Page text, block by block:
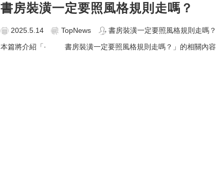
書房裝潢一定要照風格規則走嗎？
2025.5.14 TopNews
書房裝潢一定要照風格規則走嗎
本篇將介紹「· 書房裝潢一定要照風格規則走嗎？」的相關內容